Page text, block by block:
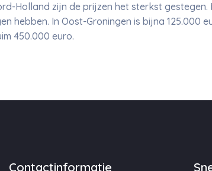
Holland zijn de prijzen het sterkst
hebben. In Oost-Groningen is bijna 125.000
450.000 euro.
Contactinformatie